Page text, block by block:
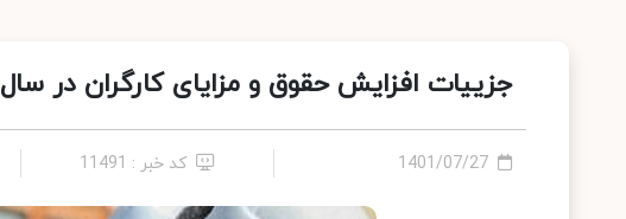
جزییات افزایش حقوق و مزایای کارگران در سال ۱۴۰۱
1401/07/27 کد خبر : 11491